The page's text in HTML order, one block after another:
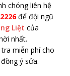
chóng liên hệ
để đội ngũ
Liệt của
nhất.
miễn phí cho
ý sửa.